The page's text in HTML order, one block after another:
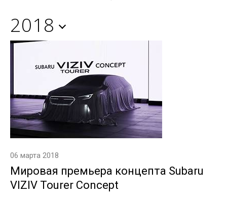
2018
06 марта 2018
Мировая премьера концепта Subaru
VIZIV Tourer Concept